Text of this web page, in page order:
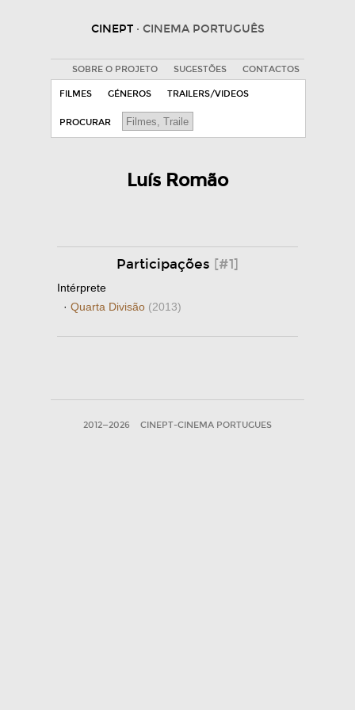
CINEPT · CINEMA PORTUGUÊS
SOBRE O PROJETO SUGESTÕES CONTACTOS
FILMES GÉNEROS TRAILERS/VIDEOS
PROCURAR
Luís Romão
Participações [#1]
Intérprete
· Quarta Divisão (2013)
2012—2026 CINEPT-CINEMA PORTUGUES